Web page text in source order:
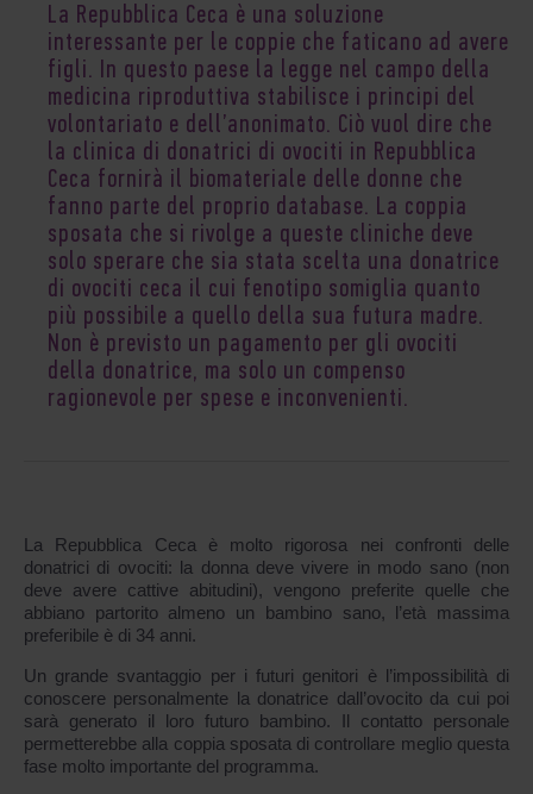
La Repubblica Ceca è una soluzione
interessante per le coppie che faticano ad avere
figli. In questo paese la legge nel campo della
medicina riproduttiva stabilisce i principi del
volontariato e dell’anonimato. Ciò vuol dire che
la clinica di donatrici di ovociti in Repubblica
Ceca fornirà il biomateriale delle donne che
fanno parte del proprio database. La coppia
sposata che si rivolge a queste cliniche deve
solo sperare che sia stata scelta una donatrice
di ovociti ceca il cui fenotipo somiglia quanto
più possibile a quello della sua futura madre.
Non è previsto un pagamento per gli ovociti
della donatrice, ma solo un compenso
ragionevole per spese e inconvenienti.
La Repubblica Ceca è molto rigorosa nei confronti delle
donatrici di ovociti: la donna deve vivere in modo sano (non
deve avere cattive abitudini), vengono preferite quelle che
abbiano partorito almeno un bambino sano, l’età massima
preferibile è di 34 anni.
Un grande svantaggio per i futuri genitori è l’impossibilità di
conoscere personalmente la donatrice dall’ovocito da cui poi
sarà generato il loro futuro bambino. Il contatto personale
permetterebbe alla coppia sposata di controllare meglio questa
fase molto importante del programma.